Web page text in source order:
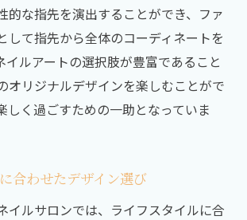
的な指先を演出することができ、ファ
して指先から全体のコーディネートを
イルアートの選択肢が豊富であること
オリジナルデザインを楽しむことがで
しく過ごすための一助となっていま
合わせたデザイン選び
イルサロンでは、ライフスタイルに合